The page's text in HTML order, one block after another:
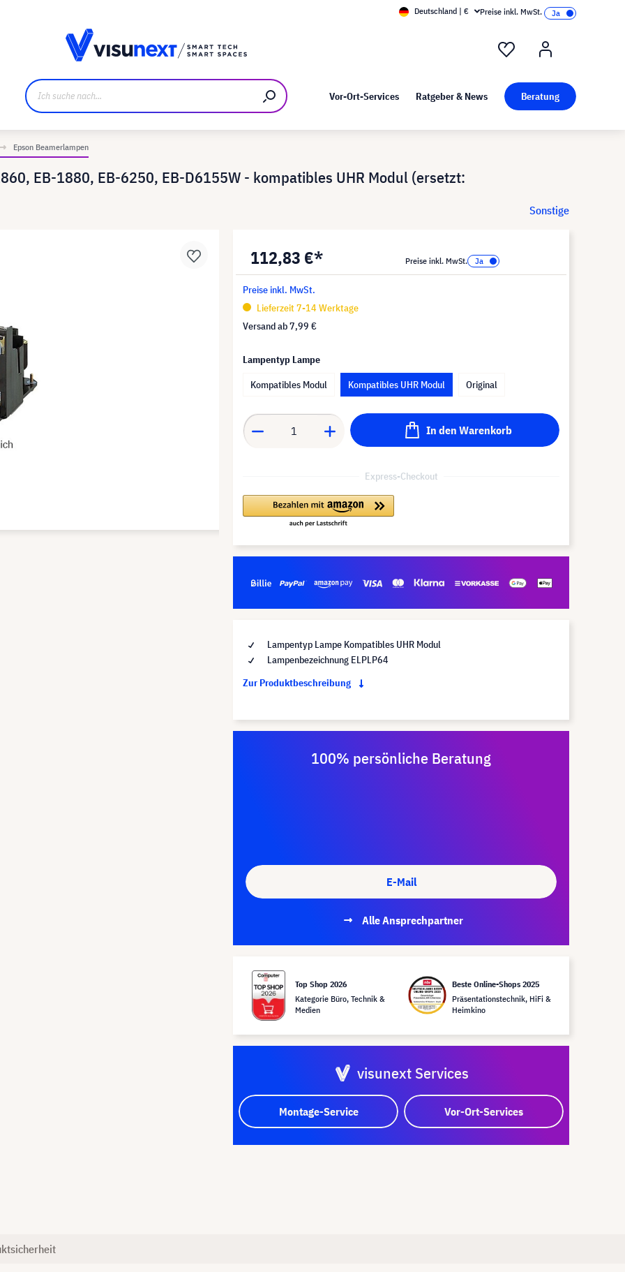
Kunst bei visunext
Deutschland | € Preise inkl. MwSt.
Vor-Ort-Services Ratgeber & News Beratung
Epson Beamerlampen
EB-1880, EB-6250, EB-D6155W - kompatibles UHR Modul (ersetzt:
Sonstige
112,83 €* Preise inkl. MwSt.
Preise inkl. MwSt.
Lieferzeit 7-14 Werktage
Versand ab7,99 €
Lampentyp Lampe
Kompatibles Modul
Kompatibles UHR Modul Original
In den Warenkorb
Express-Checkout
Lampentyp Lampe Kompatibles UHR Modul
Lampenbezeichnung ELPLP64
Zur Produktbeschreibung
100% persönliche Beratung
E-Mail
Alle Ansprechpartner
Top Shop 2026
Kategorie Büro, Technik &
Medien
Beste Online-Shops 2025
Präsentationstechnik, HiFi &
Heimkino
visunext Services
Montage-Service Vor-Ort-Services